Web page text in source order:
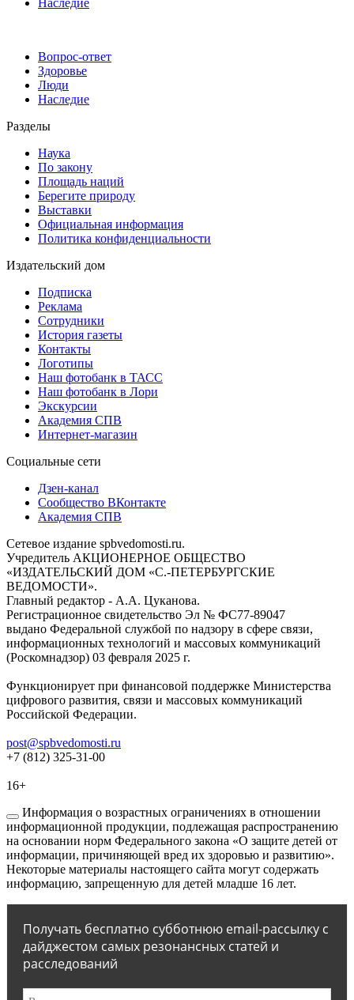
Наследие
Вопрос-ответ
Здоровье
Люди
Наследие
Разделы
Наука
По закону
Площадь наций
Берегите природу
Выставки
Официальная информация
Политика конфиденциальности
Издательский дом
Подписка
Реклама
Сотрудники
История газеты
Контакты
Логотипы
Наш фотобанк в ТАСС
Наш фотобанк в Лори
Экскурсии
Академия СПВ
Интернет-магазин
Социальные сети
Дзен-канал
Сообщество ВКонтакте
Академия СПВ
Сетевое издание spbvedomosti.ru.
Учредитель АКЦИОНЕРНОЕ ОБЩЕСТВО
«ИЗДАТЕЛЬСКИЙ ДОМ «С.-ПЕТЕРБУРГСКИЕ
ВЕДОМОСТИ».
Главный редактор - А.А. Цуканова.
Регистрационное свидетельство Эл № ФС77-89047
выдано Федеральной службой по надзору в сфере связи,
информационных технологий и массовых коммуникаций
(Роскомнадзор) 03 февраля 2025 г.
Функционирует при финансовой поддержке Министерства
цифрового развития, связи и массовых коммуникаций
Российской Федерации.
post@spbvedomosti.ru
+7 (812) 325-31-00
16+
Информация о возрастных ограничениях в отношении
информационной продукции, подлежащая распространению
на основании норм Федерального закона «О защите детей от
информации, причиняющей вред их здоровью и развитию».
Некоторые материалы настоящего сайта могут содержать
информацию, запрещенную для детей младше 16 лет.
Получать бесплатно субботнюю email-рассылку с
дайджестом самых резонансных статей и
расследований